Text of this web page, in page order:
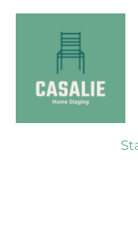
Zum
springen3 ZKB,
Mannheim
Vonma/30.